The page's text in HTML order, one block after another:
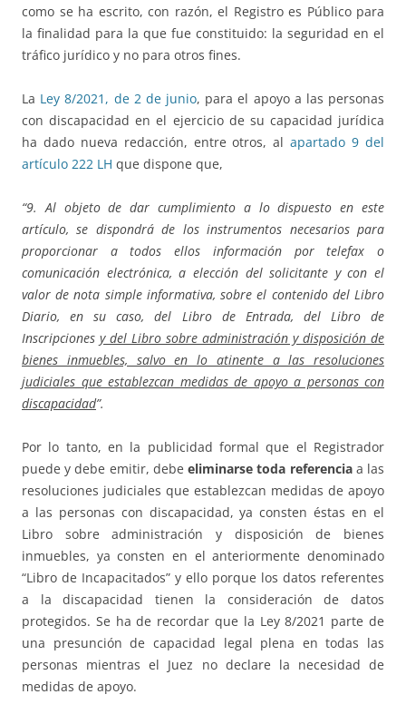
como se ha escrito, con razón, el Registro es Público para
la finalidad para la que fue constituido: la seguridad en el
tráfico jurídico y no para otros fines.
La Ley 8/2021, de 2 de junio, para el apoyo a las personas
con discapacidad en el ejercicio de su capacidad jurídica
ha dado nueva redacción, entre otros, alapartado 9 del
artículo 222 LH que dispone que,
“9. Al objeto de dar cumplimiento a lo dispuesto en este
artículo, se dispondrá de los instrumentos necesarios para
proporcionar a todos ellos información por telefax o
comunicación electrónica, a elección del solicitante y con el
valor de nota simple informativa, sobre el contenido del Libro
Diario, en su caso, del Libro de Entrada, del Libro de
Inscripciones y del Libro sobre administración y disposición de
bienes inmuebles, salvo en lo atinente a las resoluciones
judiciales que establezcan medidas de apoyo a personas con
discapacidad”.
Por lo tanto, en la publicidad formal que el Registrador
puede y debe emitir, debeeliminarse toda referenciaa las
resoluciones judiciales que establezcan medidas de apoyo
a las personas con discapacidad, ya consten éstas en el
Libro sobre administración y disposición de bienes
inmuebles, ya consten en el anteriormente denominado
“Libro de Incapacitados” y ello porque los datos referentes
a la discapacidad tienen la consideración de datos
protegidos. Se ha de recordar que la Ley 8/2021 parte de
una presunción de capacidad legal plena en todas las
personas mientras el Juez no declare la necesidad de
medidas de apoyo.